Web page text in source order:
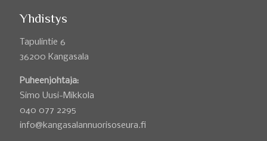
Yhdistys
Tapulintie 6
36200 Kangasala
Puheenjohtaja:
Simo Uusi-Mikkola
040 077 2295
info@kangasalannuorisoseura.fi